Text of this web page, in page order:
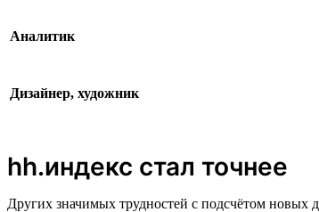
Аналитик
Дизайнер, художник
hh.индекс стал точнее
Других значимых трудностей с подсчётом новых